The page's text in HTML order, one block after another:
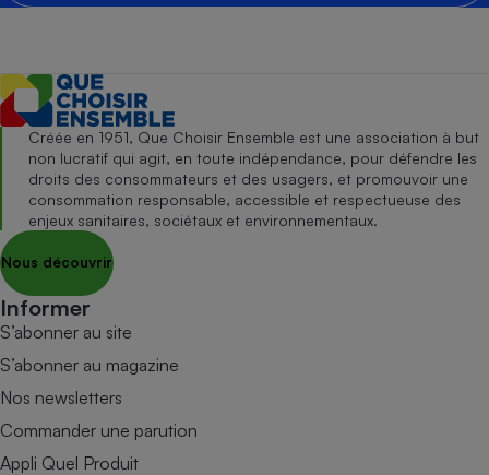
Créée en 1951, Que Choisir Ensemble est une association à but
non lucratif qui agit, en toute indépendance, pour défendre les
droits des consommateurs et des usagers, et promouvoir une
consommation responsable, accessible et respectueuse des
enjeux sanitaires, sociétaux et environnementaux.
Nous découvrir
Informer
S’abonner au site
S’abonner au magazine
Nos newsletters
Commander une parution
Appli Quel Produit